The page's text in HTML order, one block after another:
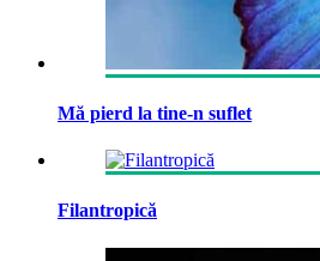
Mă pierd la tine-n suflet
Filantropică